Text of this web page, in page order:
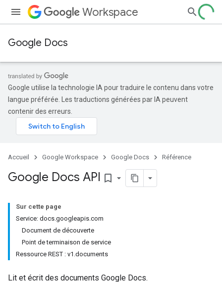
Workspace
Google Docs
Google utilise la technologie IA pour traduire le contenu dans votre
langue préférée. Les traductions générées par IA peuvent
contenir des erreurs.
Accueil Google Workspace Google Docs Référence
Google Docs API bookmark_border
Sur cette page
Service: docs.googleapis.com
Document de découverte
Point de terminaison de service
Ressource REST : v1.documents
Lit et écrit des documents Google Docs.